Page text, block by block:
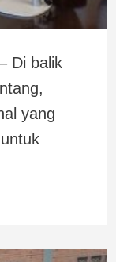
Di balik
yang